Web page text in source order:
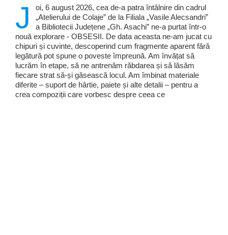
J
oi, 6 august 2026, cea de-a patra întâlnire din cadrul
„Atelierului de Colaje” de la Filiala „Vasile Alecsandri”
a Bibliotecii Județene „Gh. Asachi” ne-a purtat într-o
nouă explorare - OBSESII. De data aceasta ne-am jucat cu
chipuri și cuvinte, descoperind cum fragmente aparent fără
legătură pot spune o poveste împreună. Am învățat să
lucrăm în etape, să ne antrenăm răbdarea și să lăsăm
fiecare strat să-și găsească locul. Am îmbinat materiale
diferite – suport de hârtie, paiete și alte detalii – pentru a
crea compoziții care vorbesc despre ceea ce